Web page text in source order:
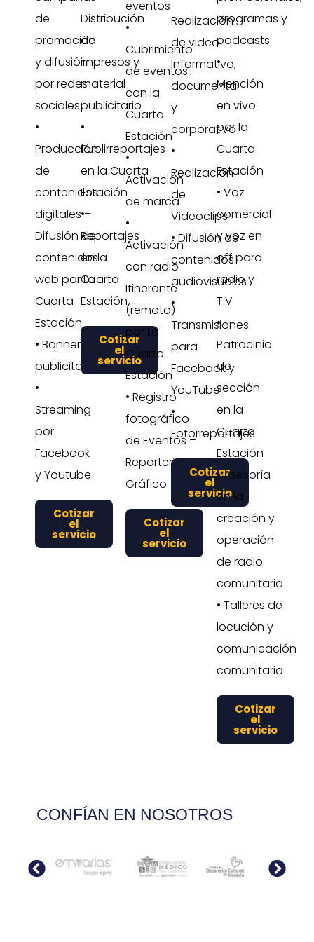
de
promoción
y difusión
por redes
sociales
•
Producción
de
contenidos
digitales –
Difusión de
contenidos
web por La
Cuarta
Estación
• Banners
publicitarios
•
Streaming
por
Facebook
y Youtube
Cotizar
el
servicio
Distribución
de
impresos y
material
publicitario
•
Publirreportajes
en la Cuarta
Estación
•
Reportajes
en la
Cuarta
Estación
Cotizar
el
servicio
eventos
•
Cubrimiento
de eventos
con la
Cuarta
Estación
•
Activación
de marca
•
Activación
con radio
Itinerante
(remoto)
por La
Cuarta
Estación
• Registro
fotográfico
de Eventos –
Reporterismo
Gráfico
Cotizar
el
servicio
Realización
de video
Informativo,
documental
y
corporativo
•
Realización
de
Videoclips
• Difusión de
contenidos
audiovisuales
•
Transmisiones
para
Facebook y
YouTube.
•
Fotorreportajes
Cotizar
el
servicio
programas y
podcasts
•
Mención
en vivo
por la
Cuarta
Estación
• Voz
comercial
y voz en
off para
radio y
T.V
•
Patrocinio
de
sección
en la
Cuarta
Estación
• Asesoría
en la
creación y
operación
de radio
comunitaria
• Talleres de
locución y
comunicación
comunitaria
Cotizar
el
servicio
CONFÍAN EN NOSOTROS